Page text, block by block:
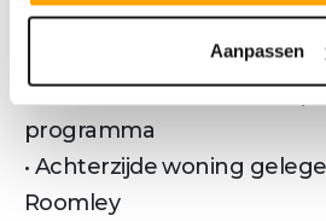
Aanpassen
• Ruime gezinswoning
• Ruimtevergrotende opties
waaronder een
programma
• Achterzijde woning
Roomley